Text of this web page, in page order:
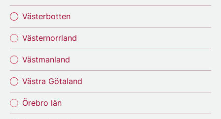
Västerbotten
Västernorrland
Västmanland
Västra Götaland
Örebro län